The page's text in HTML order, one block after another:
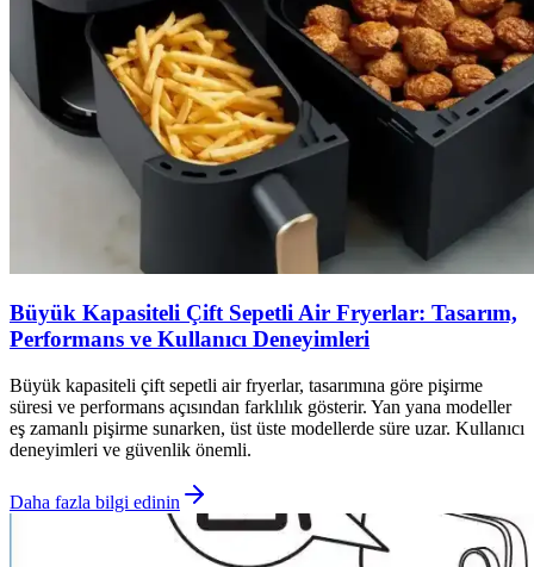
Büyük Kapasiteli Çift Sepetli Air Fryerlar: Tasarım,
Performans ve Kullanıcı Deneyimleri
Büyük kapasiteli çift sepetli air fryerlar, tasarımına göre pişirme
süresi ve performans açısından farklılık gösterir. Yan yana modeller
eş zamanlı pişirme sunarken, üst üste modellerde süre uzar. Kullanıcı
deneyimleri ve güvenlik önemli.
Daha fazla bilgi edinin